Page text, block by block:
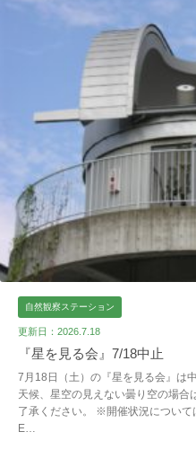
自然観察ステーション
更新日：2026.7.18
『星を見る会』7/18中止
7月18日（土）の『星を見る会』は
天候、星空の見えない曇り空の場
了承ください。 ※開催状況につい
E…